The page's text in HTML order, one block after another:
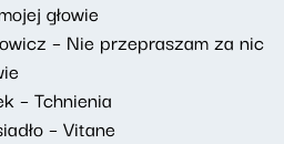
głowie
– Nie przepraszam za nic
– Tchnienia
– Vitane